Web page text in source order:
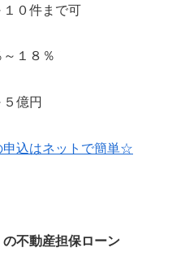
０件まで可
１８％
億円
申込はネットで簡単☆
不動産担保ローン